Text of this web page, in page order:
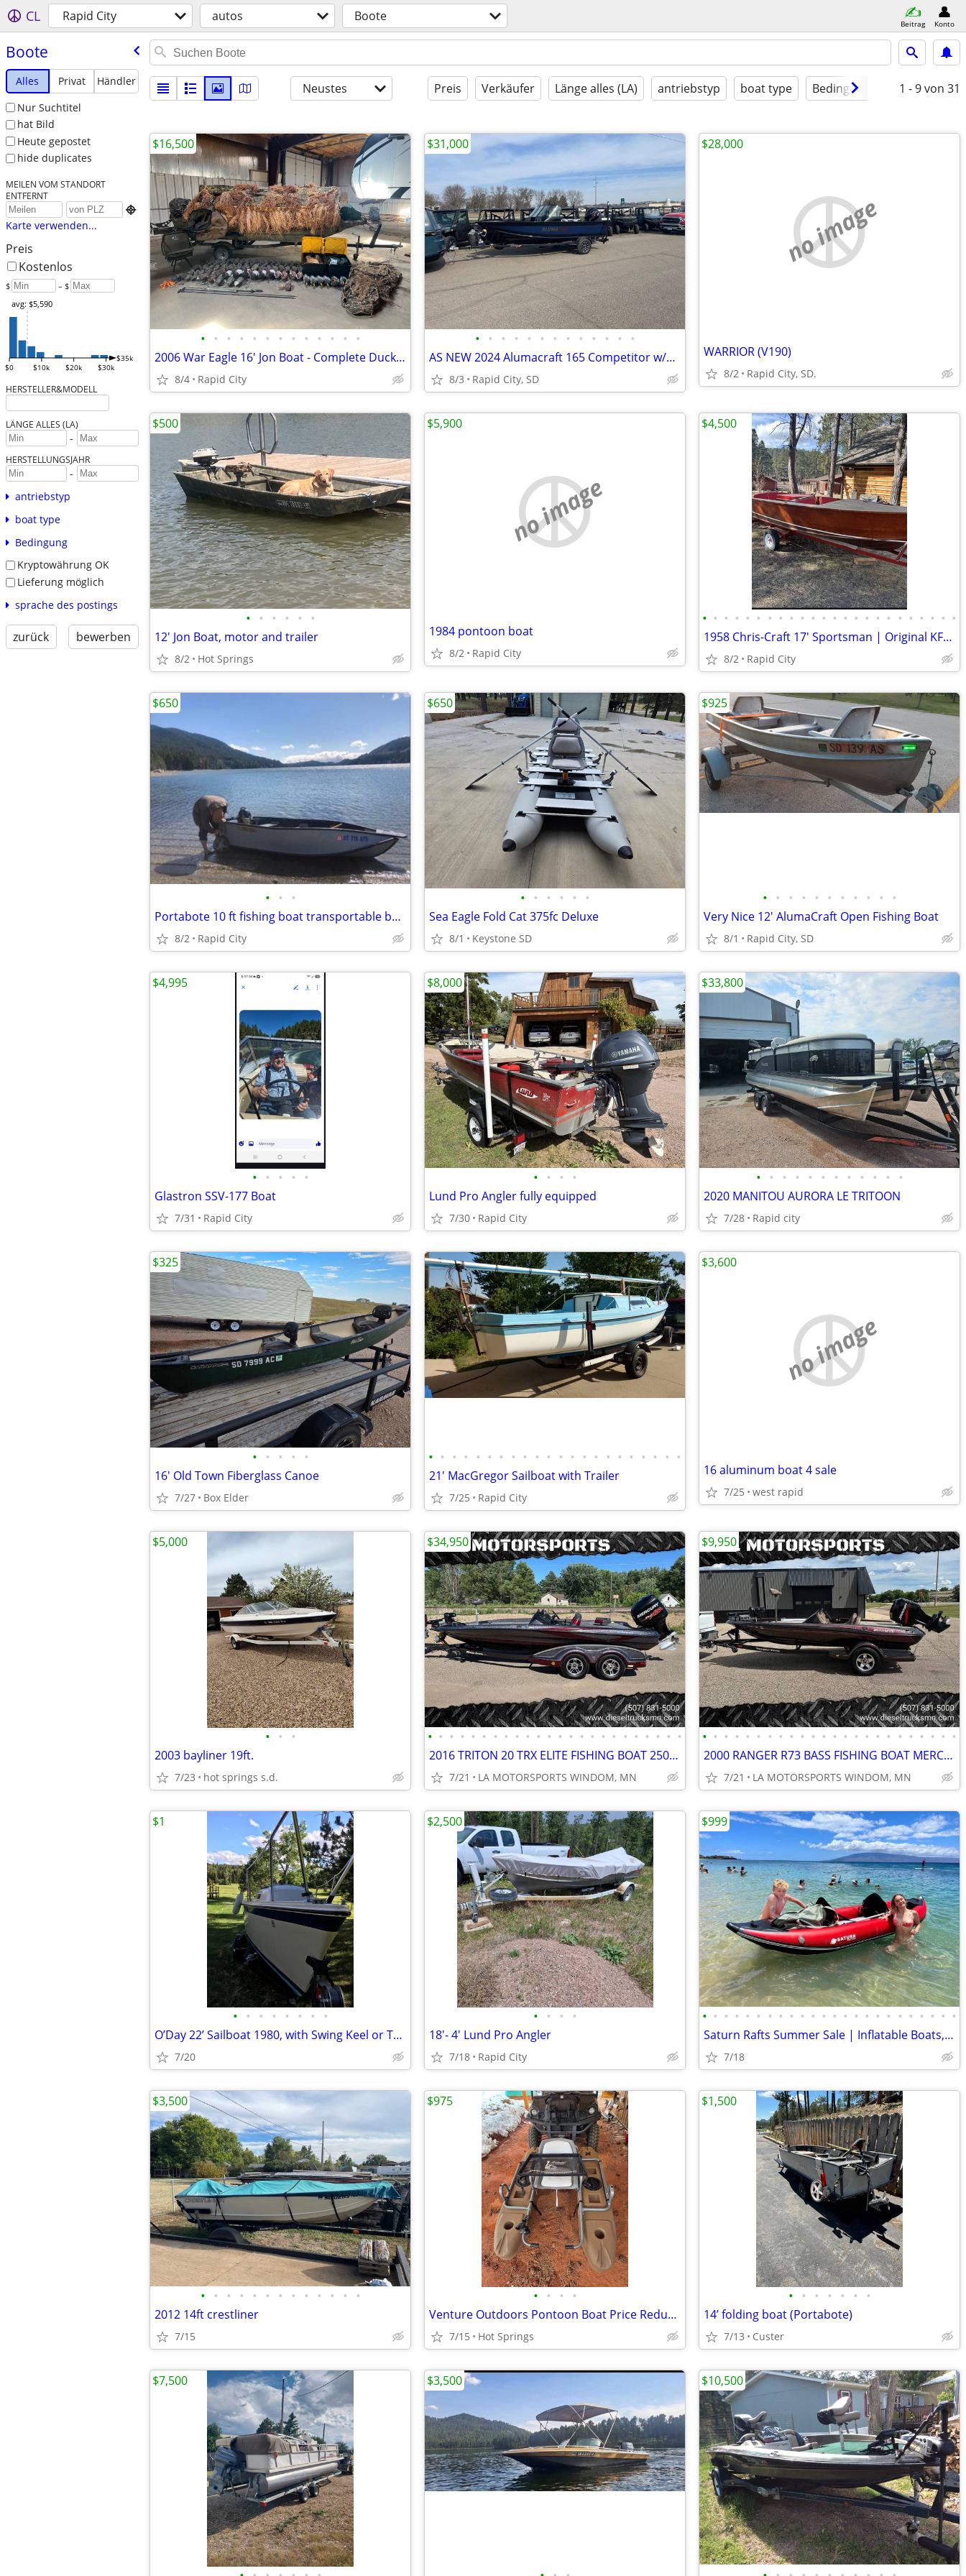
CL Rapid City autos Boote Beitrag Konto
Boote
Alles Privat
Händler
Nur Suchtitel
hat Bild
Heute gepostet
hide duplicates
MEILEN VOM STANDORT
ENTFERNT

Karte verwenden...
Preis
Kostenlos
$ – $
$0 $10k $20k $30k
$35k
avg: $5,590
HERSTELLER&MODELL
LÄNGE ALLES (LA)
-
HERSTELLUNGSJAHR
-
antriebstyp
boat type
Bedingung
Kryptowährung OK
Lieferung möglich
sprache des postings
zurück bewerben
Neustes Preis Verkäufer Länge alles (LA) antriebstyp boat type Bedingung 1 - 9von 31
• • • • • • • • • • • • •
2006 War Eagle 16' Jon Boat - Complete Duck Hunting Rig
8/4 Rapid City
$16,500
• • • • • • • • • • • • •
AS NEW 2024 Alumacraft 165 Competitor w/90hp Yamaha SHO + EXTRAS!!
8/3 Rapid City, SD
$31,000
no image
WARRIOR (V190)
8/2 Rapid City, SD.
$28,000
• • • • • •
12' Jon Boat, motor and trailer
8/2 Hot Springs
$500
no image
1984 pontoon boat
8/2 Rapid City
$5,900
• • • • • • • • • • • • • • • • • • • • • • • •
1958 Chris-Craft 17' Sportsman | Original KFL 6-Cylinder | Restoration
8/2 Rapid City
$4,500
• • •
Portabote 10 ft fishing boat transportable by car suv
8/2 Rapid City
$650
• • • • • •
Sea Eagle Fold Cat 375fc Deluxe
8/1 Keystone SD
$650
• • • • • • • • • • •
Very Nice 12' AlumaCraft Open Fishing Boat
8/1 Rapid City, SD
$925
• • • • •
Glastron SSV-177 Boat
7/31 Rapid City
$4,995
• • • •
Lund Pro Angler fully equipped
7/30 Rapid City
$8,000
• • • • • • • • • • • •
2020 MANITOU AURORA LE TRITOON
7/28 Rapid city
$33,800
• • • • •
16' Old Town Fiberglass Canoe
7/27 Box Elder
$325
• • • • • • • • • • • • • • • • • • • • • •
21' MacGregor Sailboat with Trailer
7/25 Rapid City
no image
16 aluminum boat 4 sale
7/25 west rapid
$3,600
• • •
2003 bayliner 19ft.
7/23 hot springs s.d.
$5,000
• • • • • • • • • • • • • • • • • • • • • • • •
2016 TRITON 20 TRX ELITE FISHING BOAT 250HP MERC PRO XS DUAL CONSOLE
7/21 LA MOTORSPORTS WINDOM, MN
$34,950
• • • • • • • • • • • • • • • • • • • • • • • •
2000 RANGER R73 BASS FISHING BOAT MERCURY 125HP 2 STROKE
7/21 LA MOTORSPORTS WINDOM, MN
$9,950
• • • • • • • •
O’Day 22’ Sailboat 1980, with Swing Keel or Trade for Pontoon Boat
7/20
$1
• • • •
18'- 4' Lund Pro Angler
7/18 Rapid City
$2,500
• • • • • • • • • • • • • • • • • • • • • • • •
Saturn Rafts Summer Sale | Inflatable Boats, Whitewater Rafts, Kayaks
7/18
$999
• • • • • • • • • • • • •
2012 14ft crestliner
7/15
$3,500
• • • •
Venture Outdoors Pontoon Boat Price Reduced
7/15 Hot Springs
$975
• • • • • • •
14’ folding boat (Portabote)
7/13 Custer
$1,500
$7,500 $3,500 $10,500